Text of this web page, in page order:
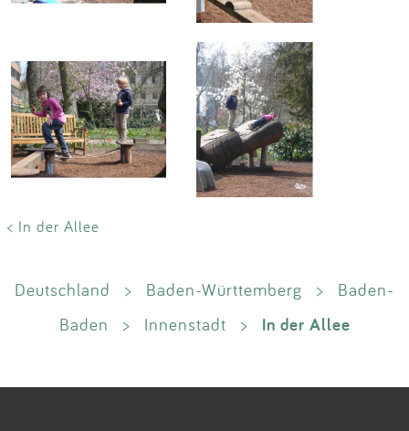
< In der Allee
Deutschland > Baden-Württemberg >
Baden-
Baden
> Innenstadt > In der Allee